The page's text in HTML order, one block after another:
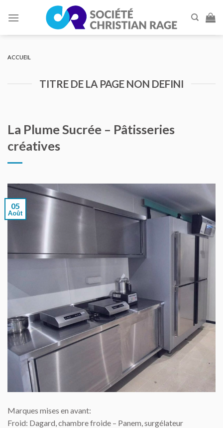
ACCUEIL
TITRE DE LA PAGE NON DEFINI
La Plume Sucrée – Pâtisseries
créatives
05
Août
Marques mises en avant:
Froid: Dagard, chambre froide – Panem, surgélateur